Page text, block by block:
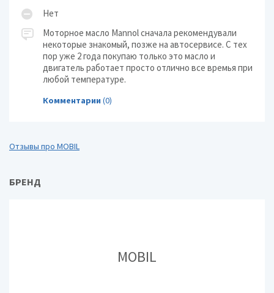
Нет
Моторное масло Mannol сначала рекомендували
некоторые знакомый, позже на автосервисе. С тех
пор уже 2 года покупаю только это масло и
двигатель работает просто отлично все времья при
любой температуре.
Комментарии (0)
Отзывы про MOBIL
БРЕНД
MOBIL